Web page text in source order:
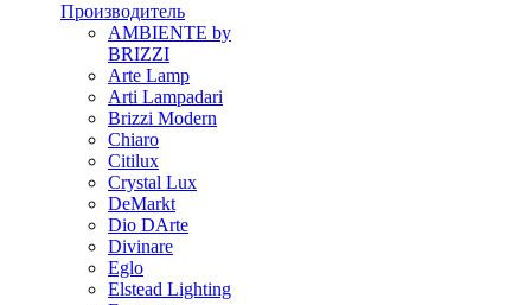
Производитель
AMBIENTE by
BRIZZI
Arte Lamp
Arti Lampadari
Brizzi Modern
Chiaro
Citilux
Crystal Lux
DeMarkt
Dio DArte
Divinare
Eglo
Elstead Lighting